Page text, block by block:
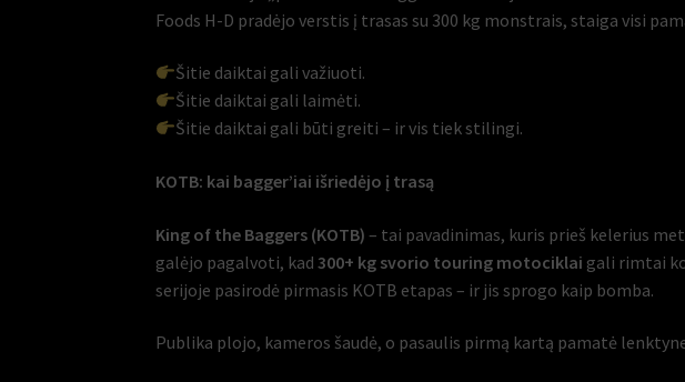
Foods H-D pradėjo verstis į trasas su 300 kg monstrais, staiga visi
Šitie daiktai gali važiuoti.
Šitie daiktai gali laimėti.
Šitie daiktai gali būti greiti – ir vis tiek stilingi.
KOTB: kai bagger’iai išriedėjo į trasą
King of the Baggers (KOTB) – tai pavadinimas, kuris prieš kelerius
galėjo pagalvoti, kad300+ kg svorio touring motociklai gali rimtai
serijoje pasirodė pirmasis KOTB etapas – ir jis sprogo kaip bomba.
Publika plojo, kameros šaudė, o pasaulis pirmą kartą pamatė